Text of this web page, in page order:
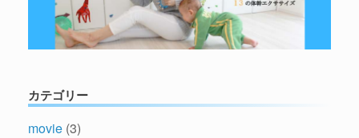
カテゴリー
movie (3)